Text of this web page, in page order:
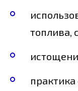
топлива,